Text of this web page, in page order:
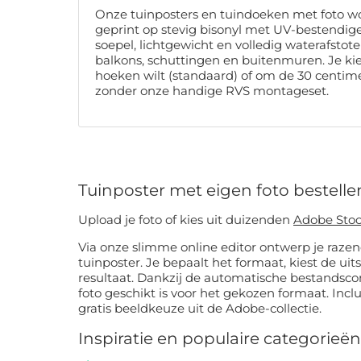
Onze tuinposters en tuindoeken met foto
geprint op stevig bisonyl met UV-
soepel, lichtgewicht en volledig
balkons, schuttingen en buitenmuren. Je
hoeken wilt (standaard) of om de 30
zonder onze handige RVS montageset.
Tuinposter met eigen foto
Upload je foto of kies uit duizenden Adobe
Via onze slimme online editor ontwerp je
tuinposter. Je bepaalt het formaat, kiest de
resultaat. Dankzij de automatische bestandscontrole weet je meteen of je
foto geschikt is voor het gekozen formaat. Inclusief bevestigingsopties en
gratis beeldkeuze uit de Adobe-collectie.
Inspiratie en populaire categorieën